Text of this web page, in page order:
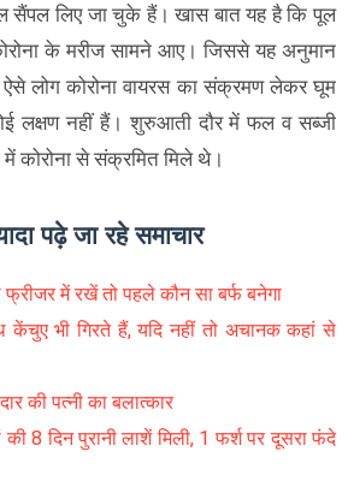
लिए जा चुके हैं। खास बात यह है कि पूल
के मरीज सामने आए। जिससे यह अनुमान
लोग कोरोना वायरस का संक्रमण लेकर घूम
लक्षण नहीं हैं। शुरुआती दौर में फल व सब्जी
कोरोना से संक्रमित मिले थे।
पढ़े जा रहे समाचार
फ्रीजर में रखें तो पहले कौन सा बर्फ बनेगा
केंचुए भी गिरते हैं, यदि नहीं तो अचानक कहां से
की पत्नी का बलात्कार
8 दिन पुरानी लाशें मिली, 1 फर्श पर दूसरा फंदे